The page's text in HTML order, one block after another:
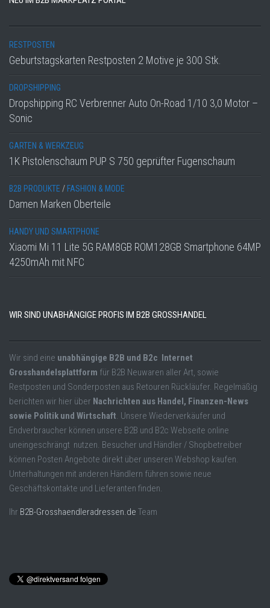
RESTPOSTEN
Geburtstagskarten Restposten 2 Motive je 300 Stk.
DROPSHIPPING
Dropshipping RC Verbrenner Auto On-Road 1/10 3,0 Motor –
Sonic
GARTEN & WERKZEUG
1K Pistolenschaum PUP S 750 geprüfter Fugenschaum
B2B PRODUKTE / FASHION & MODE
Damen Marken Oberteile
HANDY UND SMARTPHONE
Xiaomi Mi 11 Lite 5G RAM8GB ROM128GB Smartphone 64MP
4250mAh mit NFC
WIR SIND UNABHÄNGIGE PROFIS IM B2B GROSSHANDEL
Wir sind eine unabhängige B2B und B2c Internet
Grosshandelsplattform für B2B Neuwaren aller Art, sowie
Restposten und Sonderposten aus Retouren Rückläufer. Regelmäßig
berichten wir hier über Nachrichten aus Handel, Finanzen-News
sowie Politik und Wirtschaft. Unsere Wiederverkäufer und
Endverbraucher können unsere B2B und B2c Webseite online
uneingeschrängt nutzen. Besucher und Händler / Shopbetreiber
können Posten Angebote direkt über unseren Webshop kaufen.
Unterhaltungen mit anderen Händlern führen sowie neue
Geschäftskontakte und Lieferanten finden.
Ihr B2B-Grosshaendleradressen.de Team